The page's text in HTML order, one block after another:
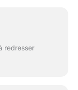
redresser